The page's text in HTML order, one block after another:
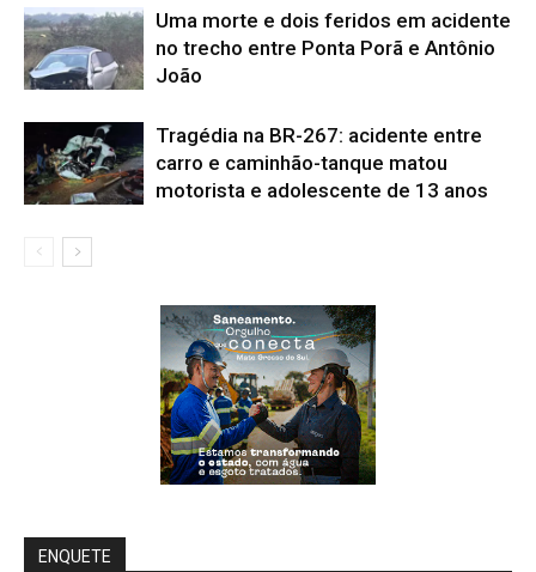
Uma morte e dois feridos em acidente
no trecho entre Ponta Porã e Antônio
João
Tragédia na BR-267: acidente entre
carro e caminhão-tanque matou
motorista e adolescente de 13 anos
ENQUETE